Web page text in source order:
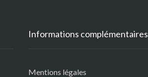
Informations complémentaires
Mentions légales